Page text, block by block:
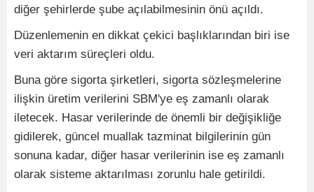
diğer şehirlerde şube açılabilmesinin önü açıldı.
Düzenlemenin en dikkat çekici başlıklarından biri ise
veri aktarım süreçleri oldu.
Buna göre sigorta şirketleri, sigorta sözleşmelerine
ilişkin üretim verilerini SBM'ye eş zamanlı olarak
iletecek. Hasar verilerinde de önemli bir değişikliğe
gidilerek, güncel muallak tazminat bilgilerinin gün
sonuna kadar, diğer hasar verilerinin ise eş zamanlı
olarak sisteme aktarılması zorunlu hale getirildi.